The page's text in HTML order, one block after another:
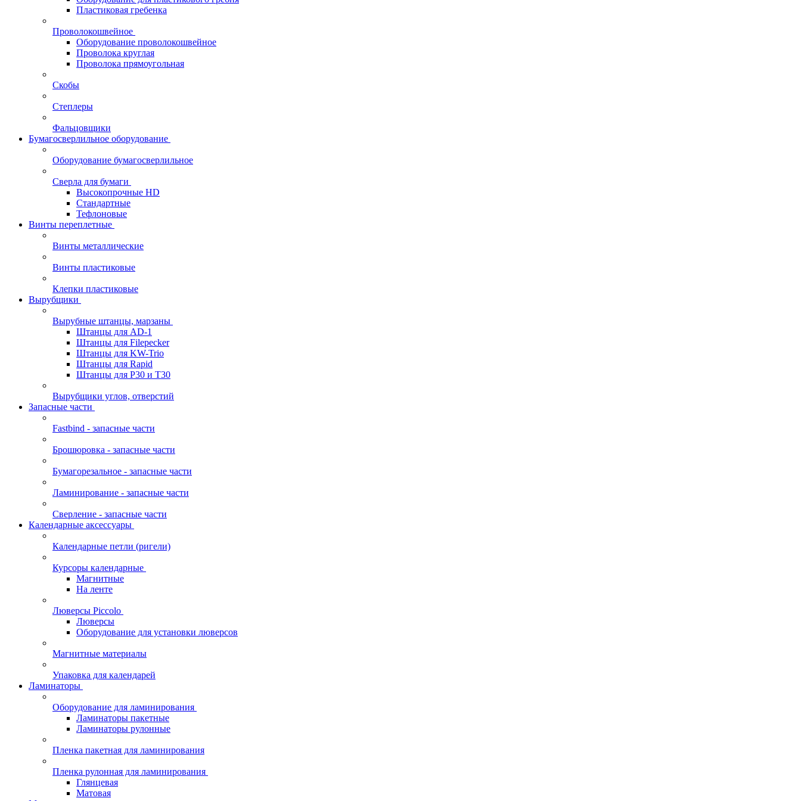
Пластиковая гребенка
Проволокошвейное
Оборудование проволокошвейное
Проволока круглая
Проволока прямоугольная
Скобы
Степлеры
Фальцовщики
Бумагосверлильное оборудование
Оборудование бумагосверлильное
Сверла для бумаги
Высокопрочные HD
Стандартные
Тефлоновые
Винты переплетные
Винты металлические
Винты пластиковые
Клепки пластиковые
Вырубщики
Вырубные штанцы, марзаны
Штанцы для AD-1
Штанцы для Filepecker
Штанцы для KW-Trio
Штанцы для Rapid
Штанцы для Р30 и Т30
Вырубщики углов, отверстий
Запасные части
Fastbind - запасные части
Брошюровка - запасные части
Бумагорезальное - запасные части
Ламинирование - запасные части
Сверление - запасные части
Календарные аксессуары
Календарные петли (ригели)
Курсоры календарные
Магнитные
На ленте
Люверсы Piccolo
Люверсы
Оборудование для установки люверсов
Магнитные материалы
Упаковка для календарей
Ламинаторы
Оборудование для ламинирования
Ламинаторы пакетные
Ламинаторы рулонные
Пленка пакетная для ламинирования
Пленка рулонная для ламинирования
Глянцевая
Матовая